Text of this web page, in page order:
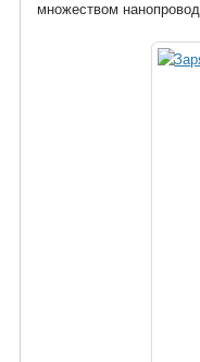
множеством